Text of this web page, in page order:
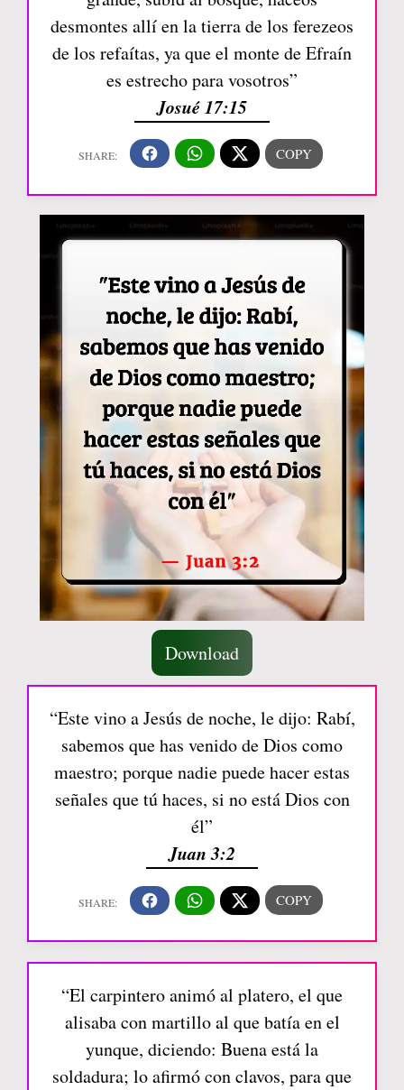
desmontes allí en la tierra de los ferezeos
de los refaítas, ya que el monte de Efraín
es estrecho para vosotros”
Josué 17:15
Download
“Este vino a Jesús de noche, le dijo: Rabí,
sabemos que has venido de Dios como
maestro; porque nadie puede hacer estas
señales que tú haces, si no está Dios con
él”
Juan 3:2
“El carpintero animó al platero, el que
alisaba con martillo al que batía en el
yunque, diciendo: Buena está la
soldadura; lo afirmó con clavos, para que